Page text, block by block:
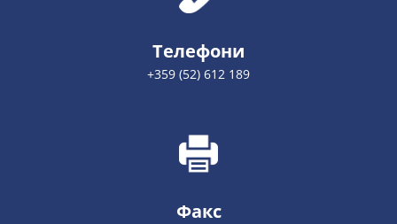
Телефони
+359 (52) 612 189
Факс